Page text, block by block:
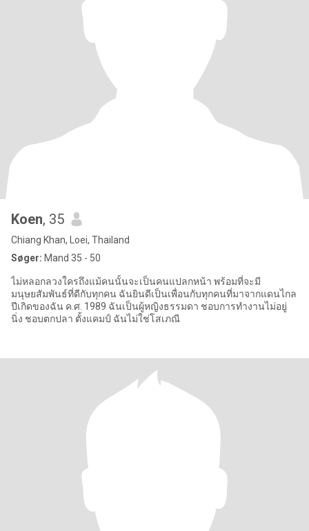
Koen, 35
Chiang Khan, Loei, Thailand
Søger: Mand 35 - 50
ไม่หลอกลวงใครถึงแม้คนนั้นจะเป็นคนแปลกหน้า พร้อมที่จะมี
มนุษยสัมพันธ์ที่ดีกับทุกคน ฉันยินดีเป็นเพื่อนกับทุกคนที่มาจากแดนไกล
ปีเกิดของฉัน ค.ศ. 1989 ฉันเป็นผู้หญิงธรรมดา ชอบการทำงานไม่อยู่
นิ่ง ชอบตกปลา ตั้งแคมป์ ฉันไม่ใช่โสเภณี